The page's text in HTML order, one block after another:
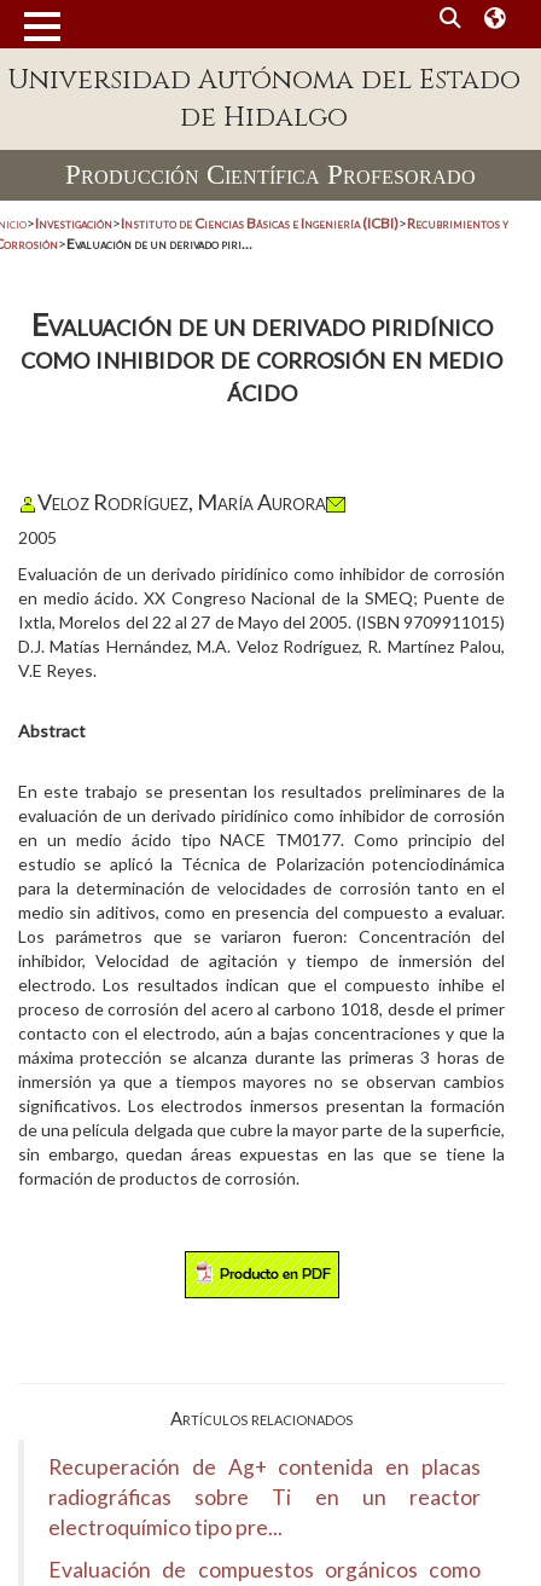
Universidad Autónoma del Estado
de Hidalgo
Producción Científica Profesorado
>Investigación>Instituto de Ciencias Básicas e Ingeniería (ICBI)>Recubrimientos y
>Evaluación de un derivado piri...
Evaluación de un derivado piridínico
como inhibidor de corrosión en medio
ácido
Veloz Rodríguez, María Aurora
2005
Evaluación de un derivado piridínico como inhibidor de corrosión
en medio ácido. XX Congreso Nacional de la SMEQ; Puente de
Ixtla, Morelos del 22 al 27 de Mayo del 2005. (ISBN 9709911015)
D.J. Matías Hernández, M.A. Veloz Rodríguez, R. Martínez Palou,
V.E Reyes.
Abstract
En este trabajo se presentan los resultados preliminares de la
evaluación de un derivado piridínico como inhibidor de corrosión
en un medio ácido tipo NACE TM0177. Como principio del
estudio se aplicó la Técnica de Polarización potenciodinámica
para la determinación de velocidades de corrosión tanto en el
medio sin aditivos, como en presencia del compuesto a evaluar.
Los parámetros que se variaron fueron: Concentración del
inhibidor, Velocidad de agitación y tiempo de inmersión del
electrodo. Los resultados indican que el compuesto inhibe el
proceso de corrosión del acero al carbono 1018, desde el primer
contacto con el electrodo, aún a bajas concentraciones y que la
máxima protección se alcanza durante las primeras 3 horas de
inmersión ya que a tiempos mayores no se observan cambios
significativos. Los electrodos inmersos presentan la formación
de una película delgada que cubre la mayor parte de la superficie,
sin embargo, quedan áreas expuestas en las que se tiene la
formación de productos de corrosión.
Artículos relacionados
Recuperación de Ag+ contenida en placas
radiográficas sobre Ti en un reactor
electroquímico tipo pre...
Evaluación de compuestos orgánicos como